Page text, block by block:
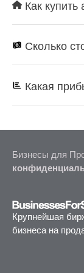
Как
Сколько
Какая
Бизнесы для
Крупнейшая
бизнеса на